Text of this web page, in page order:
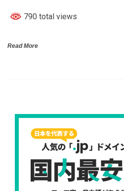
790 total views
Read More